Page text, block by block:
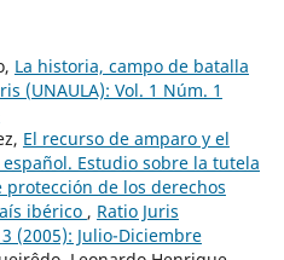
La historia, campo de batalla
(UNAULA): Vol. 1 Núm. 1
El recurso de amparo y el
Estudio sobre la tutela
de los derechos
ibérico , Ratio Juris
(2005): Julio-Diciembre